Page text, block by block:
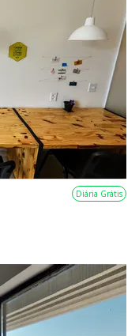
Diária Grátis